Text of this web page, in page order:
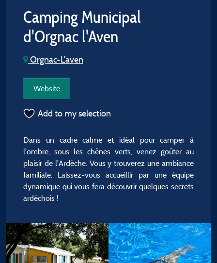
Camping Municipal
d'Orgnac l'Aven
Orgnac-L'aven
Website
Add to my selection
Dans un cadre calme et idéal pour camper à
l'ombre, sous les chênes verts, venez goûter au
plaisir de l'Ardèche. Vous y trouverez une ambiance
familiale. Laissez-vous accueillir par une équipe
dynamique qui vous fera découvrir quelques secrets
ardéchois !